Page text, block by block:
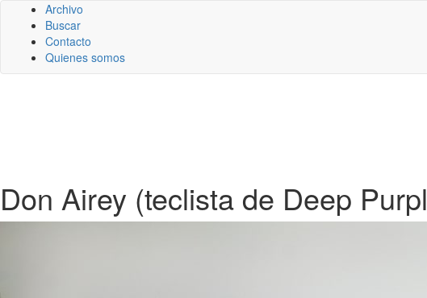
Archivo
Buscar
Contacto
Quienes somos
Don Airey (teclista de Deep